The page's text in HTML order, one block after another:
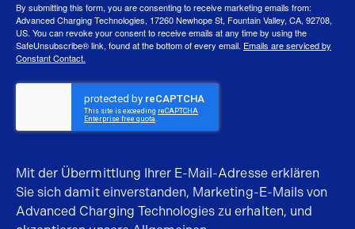
By submitting this form, you are consenting to receive marketing emails from:
Advanced Charging Technologies, 17260 Newhope St, Fountain Valley, CA, 92708,
US. You can revoke your consent to receive emails at any time by using the
SafeUnsubscribe® link, found at the bottom of every email. Emails are serviced by
Constant Contact.
Mit der Übermittlung Ihrer E-Mail-Adresse erklären
Sie sich damit einverstanden, Marketing-E-Mails von
Advanced Charging Technologies zu erhalten, und